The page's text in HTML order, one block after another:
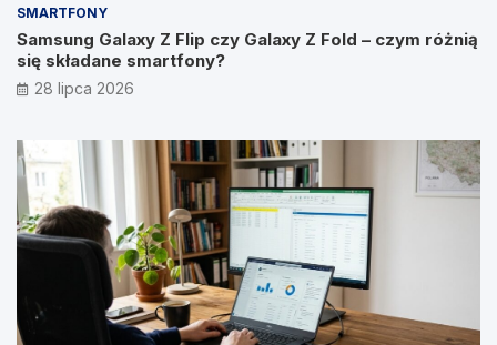
SMARTFONY
Samsung Galaxy Z Flip czy Galaxy Z Fold – czym różnią
się składane smartfony?
28 lipca 2026